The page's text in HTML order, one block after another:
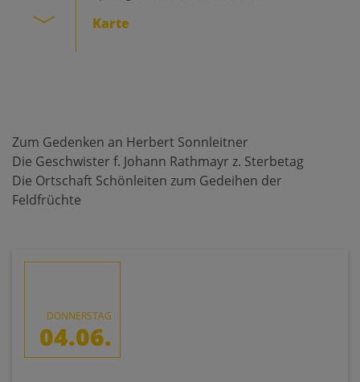
A
Karte
Zum Gedenken an Herbert Sonnleitner
Die Geschwister f. Johann Rathmayr z. Sterbetag
Die Ortschaft Schönleiten zum Gedeihen der
Feldfrüchte
DONNERSTAG
04.06.